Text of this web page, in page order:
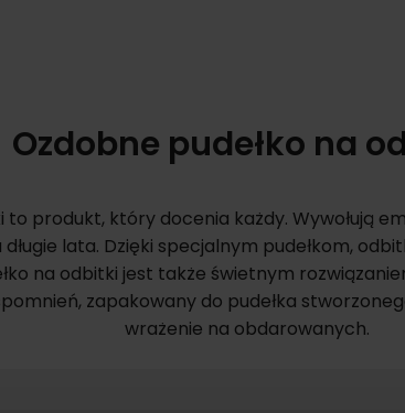
Ozdobne pudełko na
to produkt, który docenia każdy. Wywołują
lata. Dzięki specjalnym pudełkom,
na odbitki jest także świetnym
zapakowany do pudełka
wrażenie na obdarowanych.